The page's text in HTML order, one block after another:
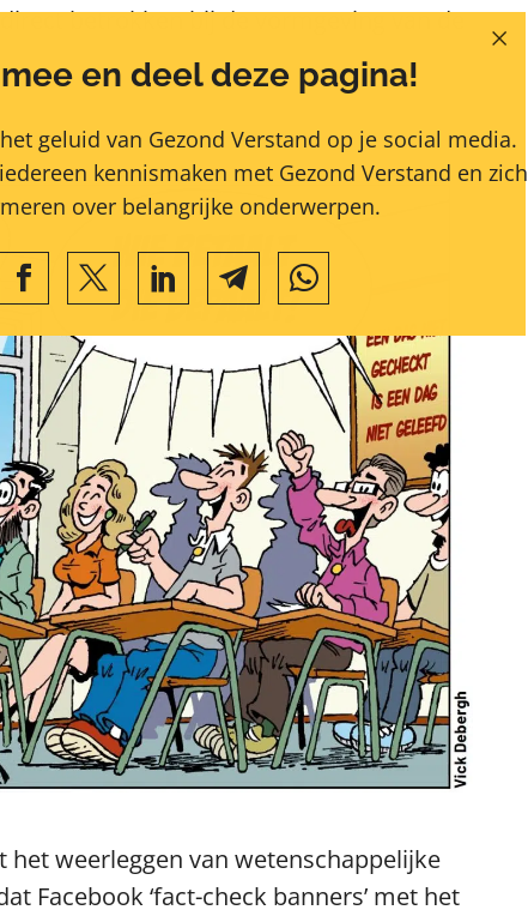
betrokken bij de vormgeving van de
weerleggen van wetenschappelijke
Facebook ‘fact-check banners’ met het
en deel deze pagina!
geluid van Gezond Verstand op je social media.
kennismaken met Gezond Verstand en zich
over belangrijke onderwerpen.